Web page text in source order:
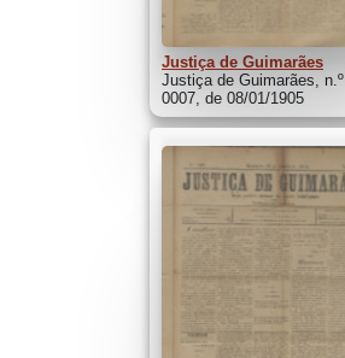
Justiça de Guimarães
Justiça de Guimarães, n.º
0007, de 08/01/1905